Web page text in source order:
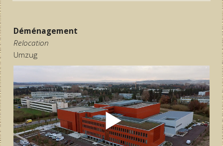
Déménagement
Relocation
Umzug